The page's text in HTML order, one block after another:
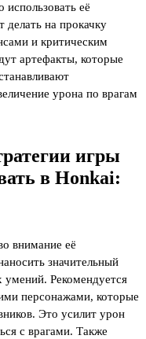
использовать её
делать на прокачку
и критическим
артефакты, которые
урона по врагам
игры
в Honkai:
внимание её
значительный
умений. Рекомендуется
персонажами, которые
Это усилит урон
с врагами. Также